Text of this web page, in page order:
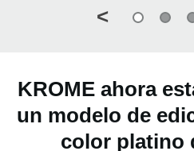
<
KROME ahora
un modelo de
color platino